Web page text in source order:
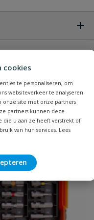
cookies
te personaliseren, om
websiteverkeer te analyseren.
onze site met onze partners
partners kunnen deze
u aan ze heeft verstrekt of
van hun services. Lees
Stel jouw
vraag
AR-
mm - 200 Stuks